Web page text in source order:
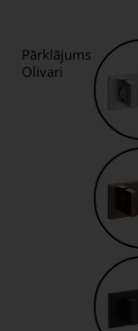
Pārklājums
Olivari